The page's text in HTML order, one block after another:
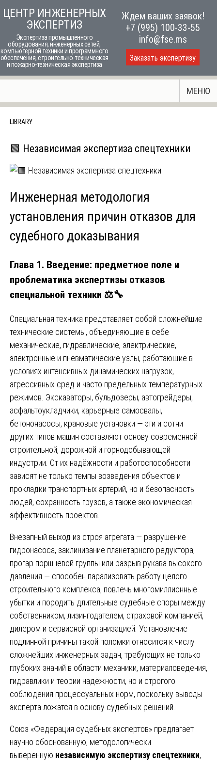
to
content
ЦЕНТР ИНЖЕНЕРНЫХ
ЭКСПЕРТИЗ
Экспертиза промышленного
оборудования, инженерных сетей,
компьютерной техники и программного
обеспечения, строительно-техническая
и пожарно-техническая экспертиза
Ждем ваших заявок!
+7 (995) 100-33-55
info@fse.ms
Заказать экспертизу
МЕНЮ
LIBRARY
🟩 Независимая экспертиза спецтехники
Инженерная методология
установления причин отказов для
судебного доказывания
Глава 1. Введение: предметное поле и
проблематика экспертизы отказов
специальной техники ⚖️🔧
Специальная техника представляет собой сложнейшие
технические системы, объединяющие в себе
механические, гидравлические, электрические,
электронные и пневматические узлы, работающие в
условиях интенсивных динамических нагрузок,
агрессивных сред и часто предельных температурных
режимов. Экскаваторы, бульдозеры, автогрейдеры,
асфальтоукладчики, карьерные самосвалы,
бетононасосы, крановые установки — эти и сотни
других типов машин составляют основу современной
строительной, дорожной и горнодобывающей
индустрии. От их надёжности и работоспособности
зависят не только темпы возведения объектов и
прокладки транспортных артерий, но и безопасность
людей, сохранность грузов, а также экономическая
эффективность проектов.
Внезапный выход из строя агрегата — разрушение
гидронасоса, заклинивание планетарного редуктора,
прогар поршневой группы или разрыв рукава высокого
давления — способен парализовать работу целого
строительного комплекса, повлечь многомиллионные
убытки и породить длительные судебные споры между
собственником, лизингодателем, страховой компанией,
дилером и сервисной организацией. Установление
подлинной причины такой поломки относится к числу
сложнейших инженерных задач, требующих не только
глубоких знаний в области механики, материаловедения,
гидравлики и теории надёжности, но и строгого
соблюдения процессуальных норм, поскольку выводы
эксперта ложатся в основу судебных решений.
Союз «Федерация судебных экспертов» предлагает
научно обоснованную, методологически
выверенную независимую экспертизу спецтехники,